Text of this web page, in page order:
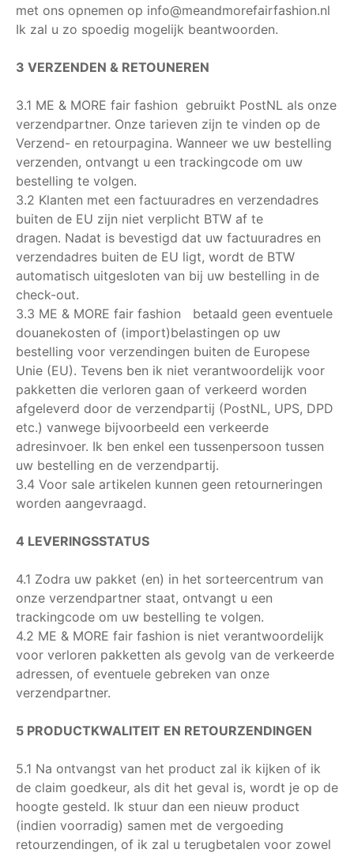
met ons opnemen op info@meandmorefairfashion.nl
Ik zal u zo spoedig mogelijk beantwoorden.
3 VERZENDEN & RETOUNEREN
3.1 ME & MORE fair fashion gebruikt PostNL als onze
verzendpartner. Onze tarieven zijn te vinden op de
Verzend- en retourpagina. Wanneer we uw bestelling
verzenden, ontvangt u een trackingcode om uw
bestelling te volgen.
3.2 Klanten met een factuuradres en verzendadres
buiten de EU zijn niet verplicht BTW af te
dragen. Nadat is bevestigd dat uw factuuradres en
verzendadres buiten de EU ligt, wordt de BTW
automatisch uitgesloten van bij uw bestelling in de
check-out.
3.3 ME & MORE fair fashion betaald geen eventuele
douanekosten of (import)belastingen op uw
bestelling voor verzendingen buiten de Europese
Unie (EU). Tevens ben ik niet verantwoordelijk voor
pakketten die verloren gaan of verkeerd worden
afgeleverd door de verzendpartij (PostNL, UPS, DPD
etc.) vanwege bijvoorbeeld een verkeerde
adresinvoer. Ik ben enkel een tussenpersoon tussen
uw bestelling en de verzendpartij.
3.4 Voor sale artikelen kunnen geen retourneringen
worden aangevraagd.​
4 LEVERINGSSTATUS
4.1 Zodra uw pakket (en) in het sorteercentrum van
onze verzendpartner staat, ontvangt u een
trackingcode om uw bestelling te volgen.
4.2 ME & MORE fair fashion is niet verantwoordelijk
voor verloren pakketten als gevolg van de verkeerde
adressen, of eventuele gebreken van onze
verzendpartner.
5 PRODUCTKWALITEIT EN RETOURZENDINGEN
5.1 Na ontvangst van het product zal ik kijken of ik
de claim goedkeur, als dit het geval is, wordt je op de
hoogte gesteld. Ik stuur dan een nieuw product
(indien voorradig) samen met de vergoeding
retourzendingen, of ik zal u terugbetalen voor zowel